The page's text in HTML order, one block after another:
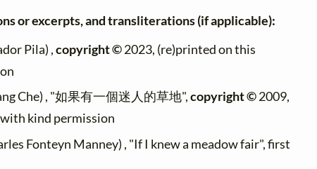
or excerpts, and transliterations (if applicable):
Pila) ,copyright ©2023, (re)printed on this
Che) , "如果有一個迷人的草地",copyright ©2009,
kind permission
Fonteyn Manney) , "If I knew a meadow fair", first